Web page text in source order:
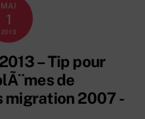
MAI
1
2013
– Tip pour
de
migration 2007 -